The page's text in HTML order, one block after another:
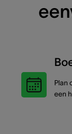
Plan
een